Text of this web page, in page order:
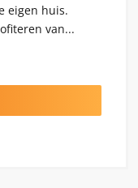
eigen huis.
van...